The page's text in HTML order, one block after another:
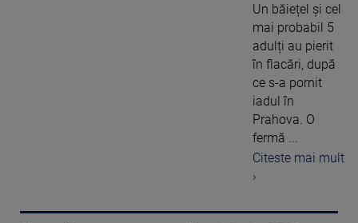
Un băiețel și cel
mai probabil 5
adulți au pierit
în flacări, după
ce s-a pornit
iadul în
Prahova. O
fermă ...
Citeste mai mult
›